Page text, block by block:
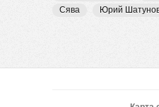
Сява
Юрий